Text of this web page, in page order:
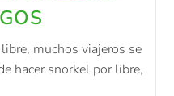
muchos viajeros se
hacer snorkel por libre,